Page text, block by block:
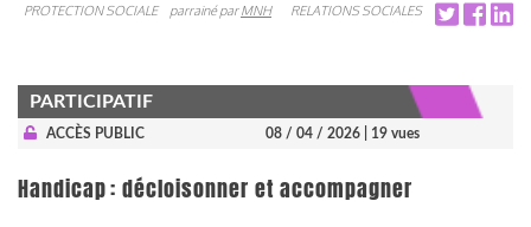
PROTECTION SOCIALE parrainé parMNH RELATIONS SOCIALES
PARTICIPATIF
ACCÈS PUBLIC 08 / 04 / 2026 | 19 vues
Handicap : décloisonner et accompagner